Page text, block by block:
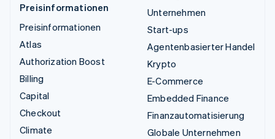
Preisinformationen
Preisinformationen
Atlas
Authorization Boost
Billing
Capital
Checkout
Climate
Unternehmen
Start-ups
Agentenbasierter Handel
Krypto
E-Commerce
Embedded Finance
Finanzautomatisierung
Globale Unternehmen